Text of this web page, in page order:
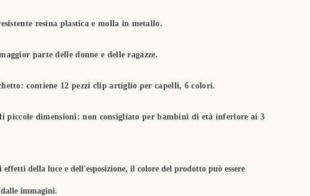
resina plastica e molla in metallo.
parte delle donne e delle ragazze.
contiene 12 pezzi clip artiglio per capelli, 6 colori.
piccole dimensioni: non consigliato per bambini di età inferiore ai 3
effetti della luce e dell'esposizione, il colore del prodotto può essere
immagini.